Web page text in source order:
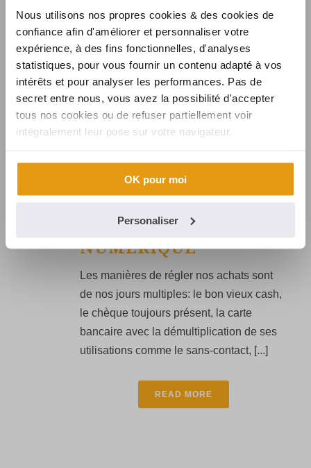
Nous utilisons nos propres cookies & des cookies de
confiance afin d'améliorer et personnaliser votre
expérience, à des fins fonctionnelles, d'analyses
statistiques, pour vous fournir un contenu adapté à vos
intérêts et pour analyser les performances. Pas de
secret entre nous, vous avez la possibilité d'accepter
tous nos cookies ou de refuser partiellement voir
intégralement leur pose sur votre navigateur.
OK pour moi
Personaliser
By SYNALCOM
applications de paiement
LE MASTERPASS: UNE
DE PAIEMENT
NUMÉRIQUE
Les manières de régler nos achats sont
de nos jours multiples: le bon vieux cash,
le chèque toujours présent, la carte
bancaire avec la démultiplication de ses
utilisations comme le sans-contact, [...]
READ MORE